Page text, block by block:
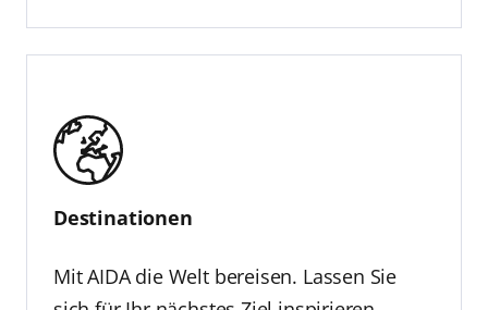
Destinationen
Mit AIDA die Welt bereisen. Lassen Sie